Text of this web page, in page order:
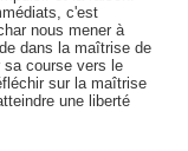
c'est
nous mener à
dans la maîtrise de
sa course vers le
sur la maîtrise
une liberté